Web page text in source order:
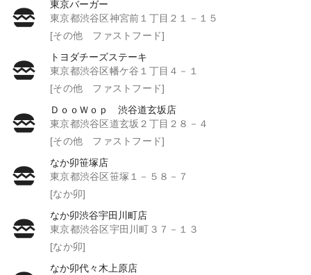
東京バーガー
東京都渋谷区神宮前１丁目２１－１５
[その他 ファストフード]
トヨダチーズステーキ
東京都渋谷区幡ケ谷１丁目４－１
[その他 ファストフード]
ＤｏｏＷｏｐ 渋谷道玄坂店
東京都渋谷区道玄坂２丁目２８－４
[その他 ファストフード]
なか卯笹塚店
東京都渋谷区笹塚１－５８－７
[なか卯]
なか卯渋谷宇田川町店
東京都渋谷区宇田川町３７－１３
[なか卯]
なか卯代々木上原店